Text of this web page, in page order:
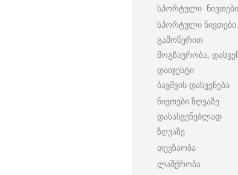
სპორტული ნივთები
სპორტული ნივთები
გამოწერით
მოგზაურობა,
დაიჯესტი
ბავშვის დასვენება
ნივთები ზღვაზე
დასასვენებლად
ზღვაზე
თევზაობა
ლაშქრობა